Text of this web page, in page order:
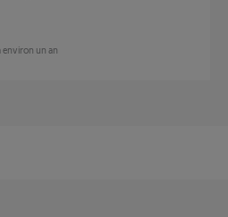
environ un an